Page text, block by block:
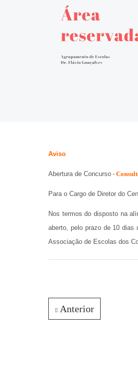
Aviso
Abertura de Concurso -
Para o Cargo de Diretor do
Nos termos do disposto na
aberto, pelo prazo de 10 dias
Associação de Escolas dos
Anterior